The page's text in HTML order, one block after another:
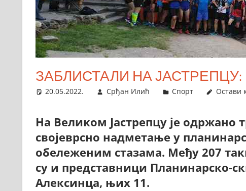
ЗАБЛИСТАЛИ НА
20.05.2022. Срђан Илић Спорт Остави
На Великом Јастрепцу је одржано
својеврсно надметање у
обележеним стазама. Међу 207
су и представници Планинарско-
Алексинца, њих 11.